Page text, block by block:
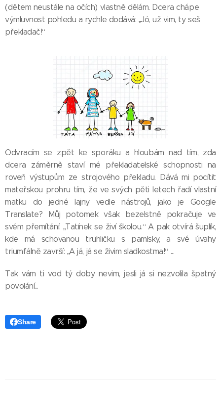
(dětem neustále na očích) vlastně dělám. Dcera chápe
výmluvnost pohledu a rychle dodává: „Jó, už vim, ty seš
překladač!“
Odvracím se zpět ke sporáku a hloubám nad tím, zda
dcera záměrně staví mé překladatelské schopnosti na
roveň výstupům ze strojového překladu. Dává mi pocítit
mateřskou prohru tím, že ve svých pěti letech řadí vlastní
matku do jedné lajny vedle nástrojů, jako je Google
Translate? Můj potomek však bezelstně pokračuje ve
svém přemítání: „Tatínek se živí školou.“ A pak otvírá šuplík,
kde má schovanou truhličku s pamlsky, a své úvahy
triumfálně završí: „A já, já se živim sladkostma!“ ...
Tak vám ti vod tý doby nevim, jesli já si nezvolila špatný
povolání...
Share